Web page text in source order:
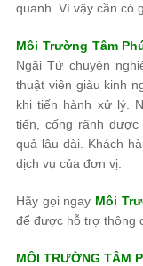
quanh. Vì vậy cần có
Môi Trường Tâm
Ngãi Tứ chuyên
thuật viên giàu kinh
khi tiến hành xử lý.
tiến, cống rãnh
quả lâu dài. Khách
dịch vụ của đơn vị.
Hãy gọi ngay Môi
để được hỗ trợ thông
MÔI TRƯỜNG TÂM